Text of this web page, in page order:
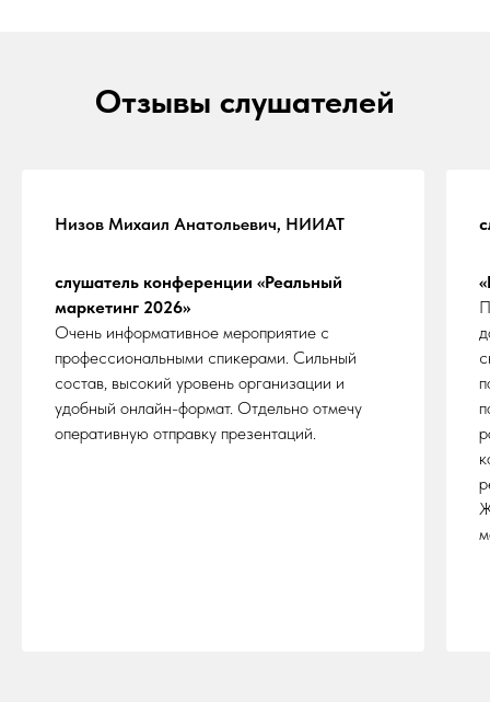
Отзывы слушателей
Низов Михаил Анатольевич, НИИАТ
слушатель конференции «Реальный
маркетинг 2026»
Очень информативное мероприятие с
профессиональными спикерами. Сильный
состав, высокий уровень организации и
удобный онлайн-формат. Отдельно отмечу
оперативную отправку презентаций.